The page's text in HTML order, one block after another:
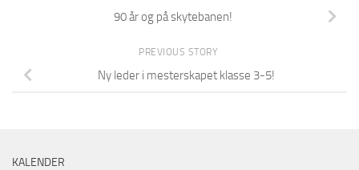
90 år og på skytebanen!
PREVIOUS STORY
Ny leder i mesterskapet klasse 3-5!
KALENDER